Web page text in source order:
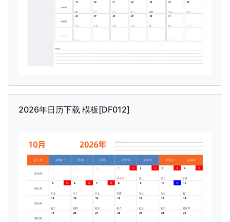
2026年日历下载 模板[DF012]